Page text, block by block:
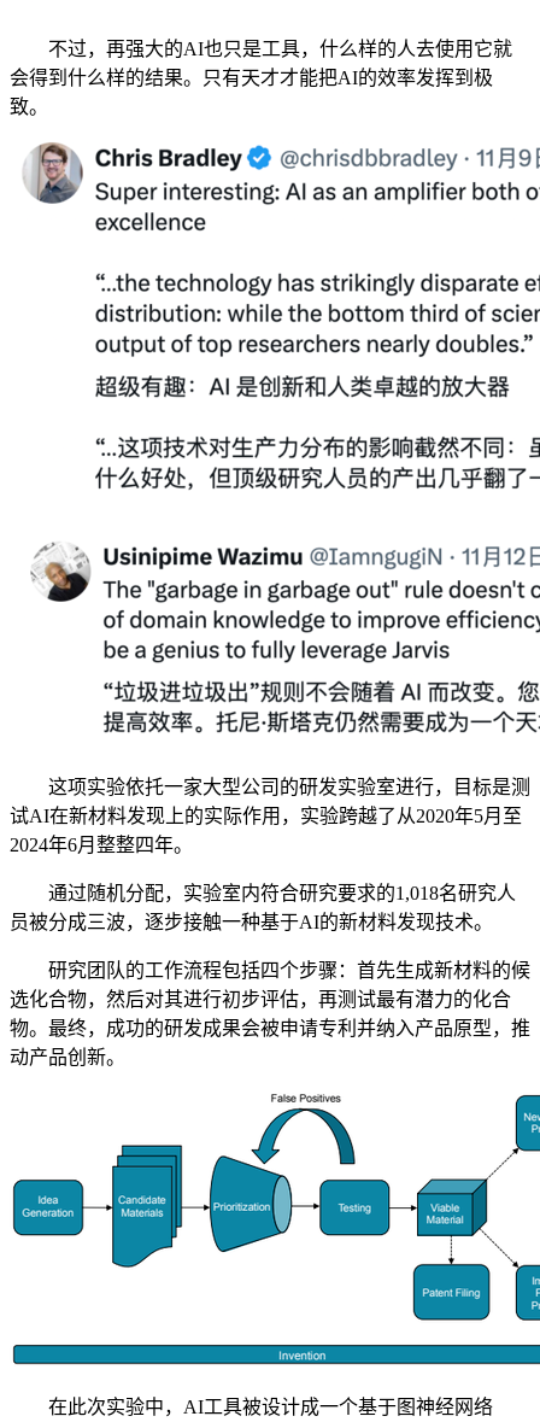
不过，再强大的AI也只是工具，什么样的人去使用它就
会得到什么样的结果。只有天才才能把AI的效率发挥到极
致。
这项实验依托一家大型公司的研发实验室进行，目标是测
试AI在新材料发现上的实际作用，实验跨越了从2020年5月至
2024年6月整整四年。
通过随机分配，实验室内符合研究要求的1,018名研究人
员被分成三波，逐步接触一种基于AI的新材料发现技术。
研究团队的工作流程包括四个步骤：首先生成新材料的候
选化合物，然后对其进行初步评估，再测试最有潜力的化合
物。最终，成功的研发成果会被申请专利并纳入产品原型，推
动产品创新。
在此次实验中，AI工具被设计成一个基于图神经网络